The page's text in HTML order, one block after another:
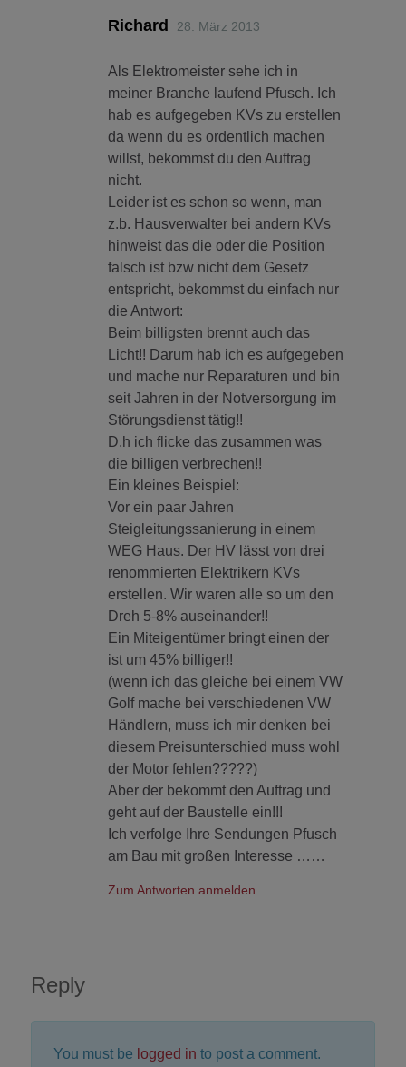
Richard 28. März 2013
Als Elektromeister sehe ich in
meiner Branche laufend Pfusch. Ich
hab es aufgegeben KVs zu erstellen
da wenn du es ordentlich machen
willst, bekommst du den Auftrag
nicht.
Leider ist es schon so wenn, man
z.b. Hausverwalter bei andern KVs
hinweist das die oder die Position
falsch ist bzw nicht dem Gesetz
entspricht, bekommst du einfach nur
die Antwort:
Beim billigsten brennt auch das
Licht!! Darum hab ich es aufgegeben
und mache nur Reparaturen und bin
seit Jahren in der Notversorgung im
Störungsdienst tätig!!
D.h ich flicke das zusammen was
die billigen verbrechen!!
Ein kleines Beispiel:
Vor ein paar Jahren
Steigleitungssanierung in einem
WEG Haus. Der HV lässt von drei
renommierten Elektrikern KVs
erstellen. Wir waren alle so um den
Dreh 5-8% auseinander!!
Ein Miteigentümer bringt einen der
ist um 45% billiger!!
(wenn ich das gleiche bei einem VW
Golf mache bei verschiedenen VW
Händlern, muss ich mir denken bei
diesem Preisunterschied muss wohl
der Motor fehlen?????)
Aber der bekommt den Auftrag und
geht auf der Baustelle ein!!!
Ich verfolge Ihre Sendungen Pfusch
am Bau mit großen Interesse ……
Zum Antworten anmelden
Reply
You must be logged in to post a comment.